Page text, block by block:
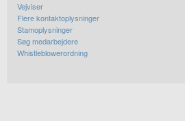
Vejviser
Flere kontaktoplysninger
Stamoplysninger
Søg medarbejdere
Whistleblowerordning